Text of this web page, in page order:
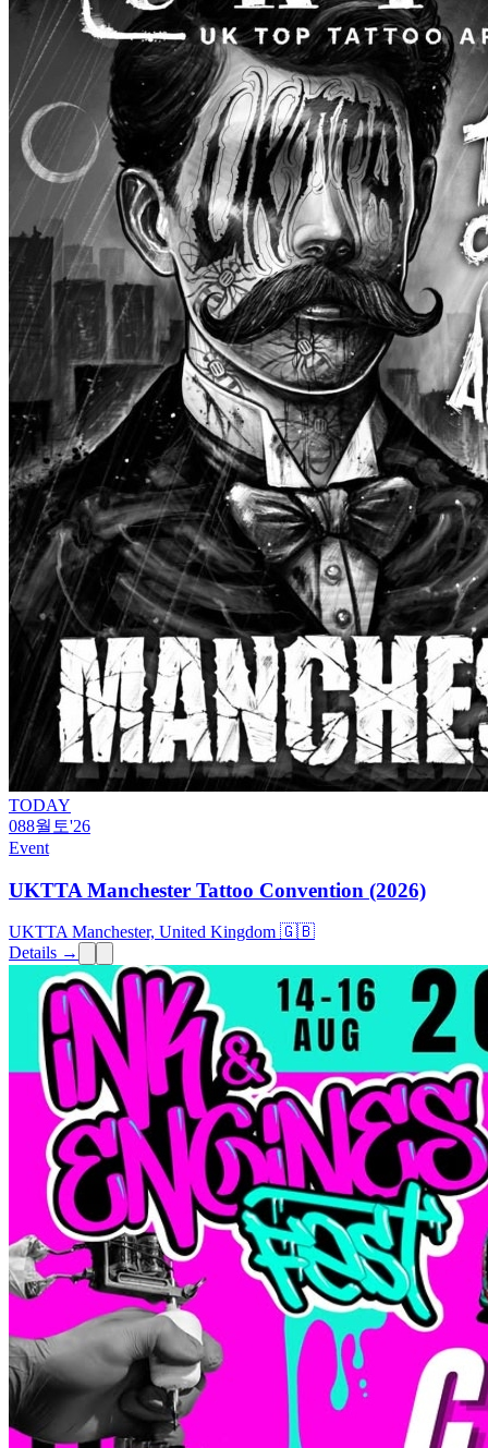
TODAY
088월 토'26
Event
UKTTA Manchester Tattoo Convention (2026)
UKTTA Manchester, United Kingdom 🇬🇧
Details →